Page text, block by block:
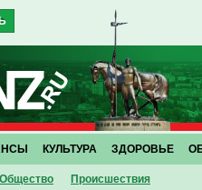
Общество Проиcшествия
КУЛЬТУРА ЗДОРОВЬЕ